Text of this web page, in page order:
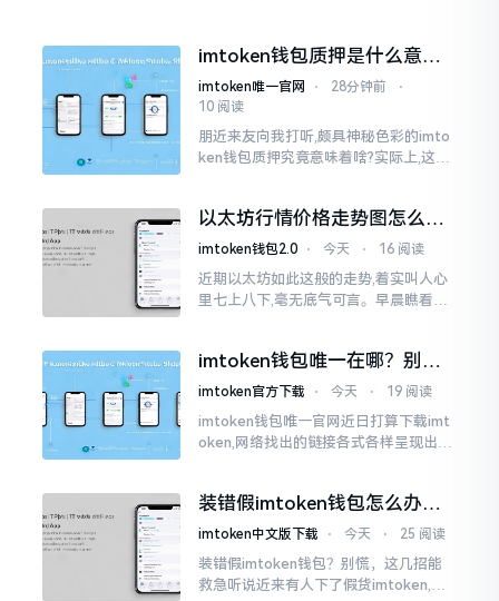
imtoken钱包质押是什么意
思？一文讲透
imtoken唯一官网 ⋅ 28分钟前
⋅
10 阅读
朋近来友向我打听,颇具神秘色彩的imto
ken钱包质押究竟意味着啥?实际上,这一
以太坊行情价格走势图怎么看
才不亏钱
imtoken钱包2.0 ⋅ 今天 ⋅ 16 阅读
近期以太坊如此这般的走势,着实叫人心
里七上八下,毫无底气可言。早晨瞧看之
得让人心里直冒慌意。
imtoken钱包唯一在哪？别乱
点，小心假网站
imtoken官方下载 ⋅ 今天 ⋅ 19 阅读
imtoken钱包唯一官网近日打算下载imt
oken,网络找出的链接各式各样呈现出乱
直忐忑不安。我折腾了好些日子
装错假imtoken钱包怎么办？
别慌，快卸载，这几招能救急
imtoken中文版下载 ⋅ 今天 ⋅ 25 阅读
装错假imtoken钱包？别慌，这几招能
救急听说近来有人下了假货imtoken,心